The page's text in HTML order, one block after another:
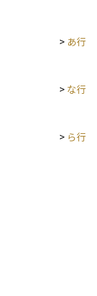
> あ行
> な行
> ら行